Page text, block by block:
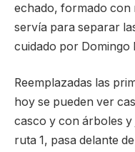
echado, formado con
servía para separar
cuidado por Domingo
Reemplazadas las
hoy se pueden ver
casco y con árboles
ruta 1, pasa delante